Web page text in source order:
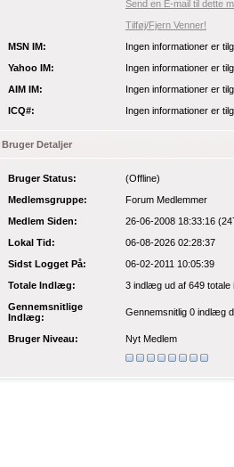
Send en E-mail til dette
Tilføj/Fjern Venner!
MSN IM:
Ingen informationer er
Yahoo IM:
Ingen informationer er
AIM IM:
Ingen informationer er
ICQ#:
Ingen informationer er
Bruger Detaljer
Bruger Status:
(Offline)
Medlemsgruppe:
Forum Medlemmer
Medlem Siden:
26-06-2008 18:33:16
Lokal Tid:
06-08-2026 02:28:37
Sidst Logget På:
06-02-2011 10:05:39
Totale Indlæg:
3 indlæg ud af 649 totale
Gennemsnitlige
Indlæg:
Gennemsnitlig 0 indlæg
Bruger Niveau: Nyt Medlem